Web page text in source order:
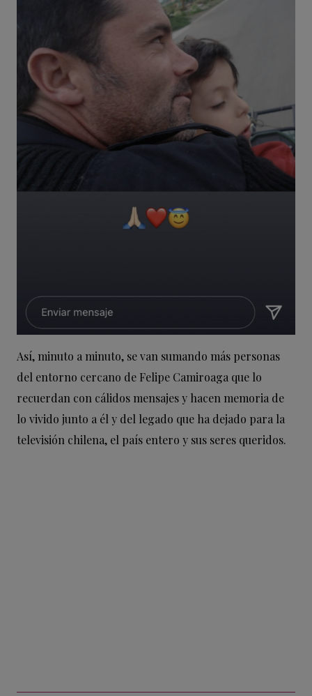
Así, minuto a minuto, se van sumando más personas
del entorno cercano de Felipe Camiroaga que lo
recuerdan con cálidos mensajes y hacen memoria de
lo vivido junto a él y del legado que ha dejado para la
televisión chilena, el país entero y sus seres queridos.